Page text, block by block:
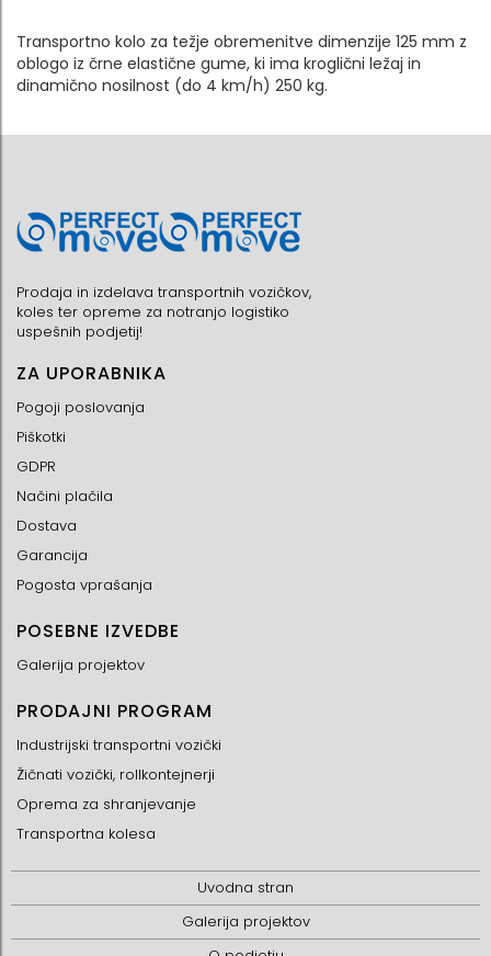
Transportno kolo za težje obremenitve dimenzije 125 mm z
oblogo iz črne elastične gume, ki ima kroglični ležaj in
dinamično nosilnost (do 4 km/h) 250 kg.
Prodaja in izdelava transportnih vozičkov,
koles ter opreme za notranjo logistiko
uspešnih podjetij!
ZA UPORABNIKA
Pogoji poslovanja
Piškotki
GDPR
Načini plačila
Dostava
Garancija
Pogosta vprašanja
POSEBNE IZVEDBE
Galerija projektov
PRODAJNI PROGRAM
Industrijski transportni vozički
Žičnati vozički, rollkontejnerji
Oprema za shranjevanje
Transportna kolesa
Uvodna stran
Galerija projektov